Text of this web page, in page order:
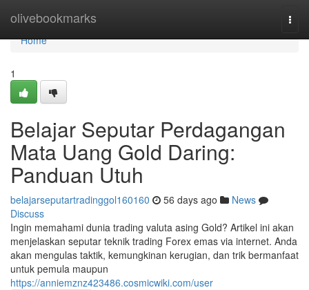
olivebookmarks
Home
Home
1
Belajar Seputar Perdagangan
Mata Uang Gold Daring:
Panduan Utuh
belajarseputartradinggol160160 56 days ago
News
Discuss
Ingin memahami dunia trading valuta asing Gold? Artikel ini akan
menjelaskan seputar teknik trading Forex emas via internet. Anda
akan mengulas taktik, kemungkinan kerugian, dan trik bermanfaat
untuk pemula maupun
https://anniemznz423486.cosmicwiki.com/user